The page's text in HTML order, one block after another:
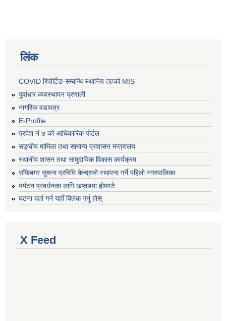
लिंक
COVID रिपोर्टिङ सम्बन्धि स्थानिय तहको MIS
पूर्वाधार व्यवस्थापन प्रणाली
नागरिक वडापत्र
E-Profile
प्रदेश नं ७ को आधिकारिक पोर्टल
सङ्घीय मामिला तथा सामान्य प्रशासन मन्त्रालय
स्थानीय शासन तथा सामुदायिक विकास कार्यक्रम
साँफेबगर सुचना प्रविधि केन्द्रको स्थापना गर्ने पहिलो नगरपालिका
पर्यटन प्रबर्धनका लागि खप्तडमा होमस्टे
घटना दर्ता गर्न यहाँ क्लिक गर्नु होस्
X Feed